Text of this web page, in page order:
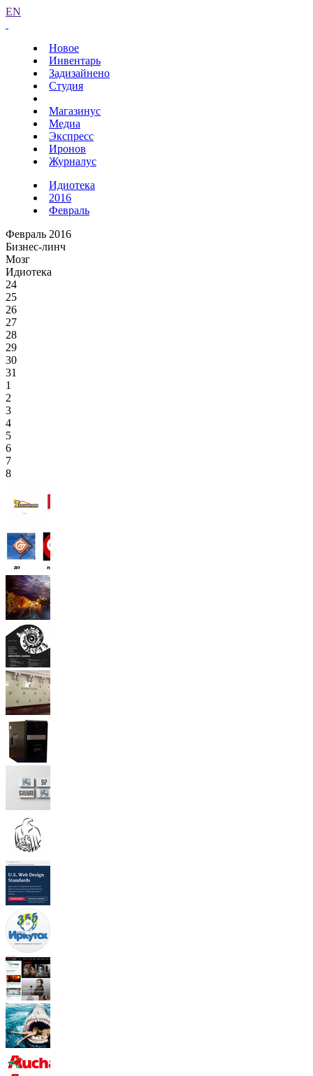
EN
Новое
Инвентарь
Задизайнено
Студия
Магазинус
Медиа
Экспресс
Иронов
Журналус
Идиотека
2016
Февраль
Февраль 2016
Бизнес-линч
Мозг
Идиотека
24
25
26
27
28
29
30
31
1
2
3
4
5
6
7
8